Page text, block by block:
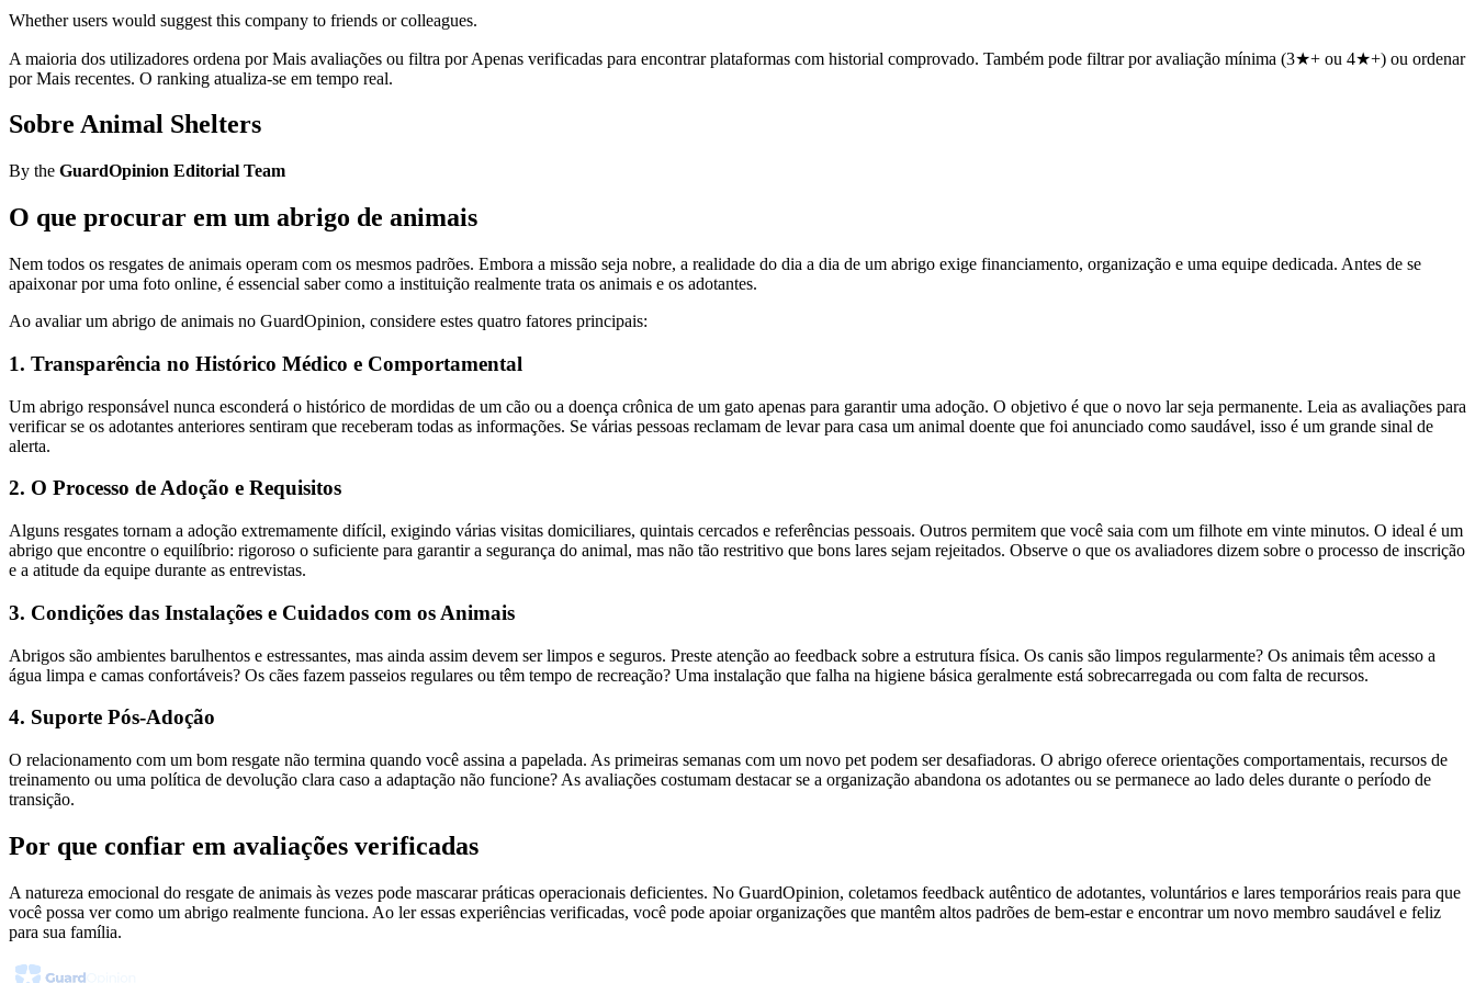
Whether users would suggest this company to friends or colleagues.
A maioria dos utilizadores ordena por Mais avaliações ou filtra por Apenas verificadas para encontrar plataformas com historial comprovado. Também pode filtrar por avaliação mínima (3★+ ou 4★+) ou ordenar
por Mais recentes. O ranking atualiza-se em tempo real.
Sobre Animal Shelters
By the GuardOpinion Editorial Team
O que procurar em um abrigo de animais
Nem todos os resgates de animais operam com os mesmos padrões. Embora a missão seja nobre, a realidade do dia a dia de um abrigo exige financiamento, organização e uma equipe dedicada. Antes de se
apaixonar por uma foto online, é essencial saber como a instituição realmente trata os animais e os adotantes.
Ao avaliar um abrigo de animais no GuardOpinion, considere estes quatro fatores principais:
1. Transparência no Histórico Médico e Comportamental
Um abrigo responsável nunca esconderá o histórico de mordidas de um cão ou a doença crônica de um gato apenas para garantir uma adoção. O objetivo é que o novo lar seja permanente. Leia as avaliações para
verificar se os adotantes anteriores sentiram que receberam todas as informações. Se várias pessoas reclamam de levar para casa um animal doente que foi anunciado como saudável, isso é um grande sinal de
alerta.
2. O Processo de Adoção e Requisitos
Alguns resgates tornam a adoção extremamente difícil, exigindo várias visitas domiciliares, quintais cercados e referências pessoais. Outros permitem que você saia com um filhote em vinte minutos. O ideal é um
abrigo que encontre o equilíbrio: rigoroso o suficiente para garantir a segurança do animal, mas não tão restritivo que bons lares sejam rejeitados. Observe o que os avaliadores dizem sobre o processo de inscrição
e a atitude da equipe durante as entrevistas.
3. Condições das Instalações e Cuidados com os Animais
Abrigos são ambientes barulhentos e estressantes, mas ainda assim devem ser limpos e seguros. Preste atenção ao feedback sobre a estrutura física. Os canis são limpos regularmente? Os animais têm acesso a
água limpa e camas confortáveis? Os cães fazem passeios regulares ou têm tempo de recreação? Uma instalação que falha na higiene básica geralmente está sobrecarregada ou com falta de recursos.
4. Suporte Pós-Adoção
O relacionamento com um bom resgate não termina quando você assina a papelada. As primeiras semanas com um novo pet podem ser desafiadoras. O abrigo oferece orientações comportamentais, recursos de
treinamento ou uma política de devolução clara caso a adaptação não funcione? As avaliações costumam destacar se a organização abandona os adotantes ou se permanece ao lado deles durante o período de
transição.
Por que confiar em avaliações verificadas
A natureza emocional do resgate de animais às vezes pode mascarar práticas operacionais deficientes. No GuardOpinion, coletamos feedback autêntico de adotantes, voluntários e lares temporários reais para que
você possa ver como um abrigo realmente funciona. Ao ler essas experiências verificadas, você pode apoiar organizações que mantêm altos padrões de bem-estar e encontrar um novo membro saudável e feliz
para sua família.